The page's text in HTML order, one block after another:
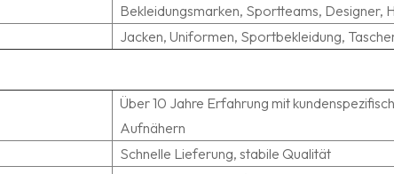
Bekleidungsmarken, Sportteams, Designer,
Jacken, Uniformen, Sportbekleidung,
Über 10 Jahre Erfahrung mit
Aufnähern
Schnelle Lieferung, stabile Qualität